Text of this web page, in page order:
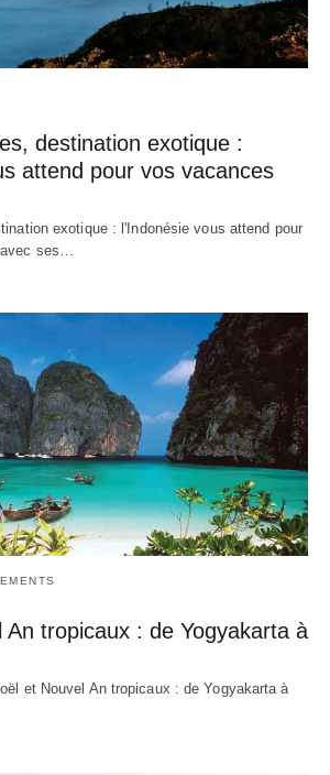
destination exotique :
attend pour vos vacances
exotique : l'Indonésie vous attend pour
ses…
An tropicaux : de Yogyakarta à
et Nouvel An tropicaux : de Yogyakarta à